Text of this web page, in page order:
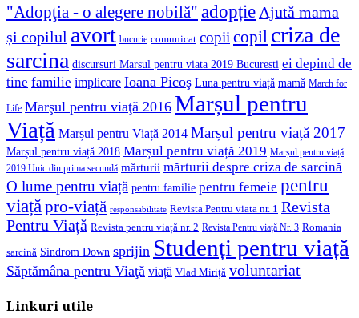
"Adopţia - o alegere nobilă" adopțieAjută mama
și copilul avort bucurie comunicat copiicopil criza de
sarcina discursuri Marsul pentru viata 2019 Bucuresti ei depind de
tine familie implicare Ioana Picoş Luna pentru viață mamă March for
Life Marşul pentru viaţă 2016 Marșul pentru
Viață Marșul pentru Viață 2014 Marșul pentru viață 2017
Marșul pentru viață 2018 Marșul pentru viață 2019 Marșul pentru viață
2019 Unic din prima secundă mărturii mărturii despre criza de sarcină
O lume pentru viață pentru familie pentru femeie pentru
viațăpro-viață responsabilitate Revista Pentru viata nr. 1 Revista
Pentru Viață Revista pentru viață nr. 2 Revista Pentru viață Nr. 3 Romania
sarcină Sindrom Down sprijin Studenți pentru viață
Săptămâna pentru Viaţă viață Vlad Miriță voluntariat
Linkuri utile